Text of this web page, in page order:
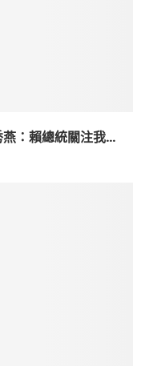
：賴總統關注我...